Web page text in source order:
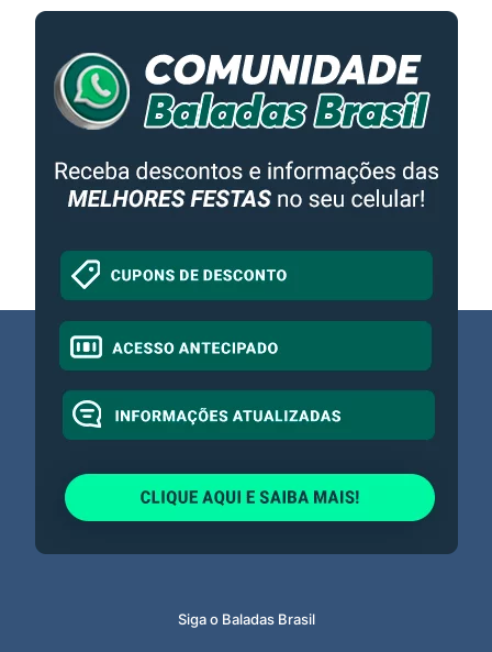
Siga o Baladas Brasil